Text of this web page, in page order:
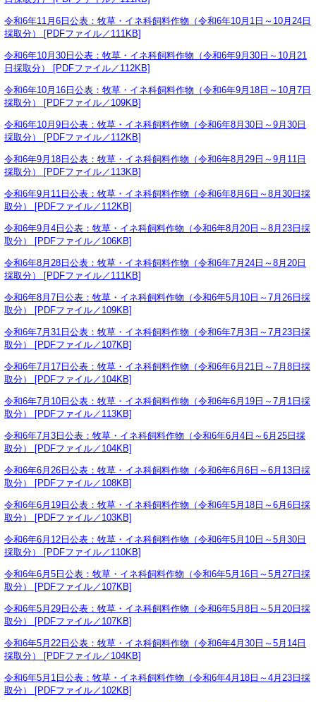
令和6年11月6日公表：牧草・イネ科飼料作物（令和6年10月1日～10月24日
採取分） [PDFファイル／111KB]
令和6年10月30日公表：牧草・イネ科飼料作物（令和6年9月30日～10月21
日採取分） [PDFファイル／112KB]
令和6年10月16日公表：牧草・イネ科飼料作物（令和6年9月18日～10月7日
採取分） [PDFファイル／109KB]
令和6年10月9日公表：牧草・イネ科飼料作物（令和6年8月30日～9月30日
採取分） [PDFファイル／112KB]
令和6年9月18日公表：牧草・イネ科飼料作物（令和6年8月29日～9月11日
採取分） [PDFファイル／113KB]
令和6年9月11日公表：牧草・イネ科飼料作物（令和6年8月6日～8月30日採
取分） [PDFファイル／112KB]
令和6年9月4日公表：牧草・イネ科飼料作物（令和6年8月20日～8月23日採
取分） [PDFファイル／106KB]
令和6年8月28日公表：牧草・イネ科飼料作物（令和6年7月24日～8月20日
採取分） [PDFファイル／111KB]
令和6年8月7日公表：牧草・イネ科飼料作物（令和6年5月10日～7月26日採
取分） [PDFファイル／109KB]
令和6年7月31日公表：牧草・イネ科飼料作物（令和6年7月3日～7月23日採
取分） [PDFファイル／107KB]
令和6年7月17日公表：牧草・イネ科飼料作物（令和6年6月21日～7月8日採
取分） [PDFファイル／104KB]
令和6年7月10日公表：牧草・イネ科飼料作物（令和6年6月19日～7月1日採
取分） [PDFファイル／113KB]
令和6年7月3日公表：牧草・イネ科飼料作物（令和6年6月4日～6月25日採
取分） [PDFファイル／104KB]
令和6年6月26日公表：牧草・イネ科飼料作物（令和6年6月6日～6月13日採
取分） [PDFファイル／108KB]
令和6年6月19日公表：牧草・イネ科飼料作物（令和6年5月18日～6月6日採
取分） [PDFファイル／103KB]
令和6年6月12日公表：牧草・イネ科飼料作物（令和6年5月10日～5月30日
採取分） [PDFファイル／110KB]
令和6年6月5日公表：牧草・イネ科飼料作物（令和6年5月16日～5月27日採
取分） [PDFファイル／107KB]
令和6年5月29日公表：牧草・イネ科飼料作物（令和6年5月8日～5月20日採
取分） [PDFファイル／107KB]
令和6年5月22日公表：牧草・イネ科飼料作物（令和6年4月30日～5月14日
採取分） [PDFファイル／104KB]
令和6年5月1日公表：牧草・イネ科飼料作物（令和6年4月18日～4月23日採
取分） [PDFファイル／102KB]